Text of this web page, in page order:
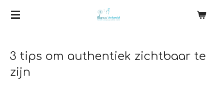
Ga
de
hoofdinhoud
3 tips om authentiek zichtbaar te
zijn